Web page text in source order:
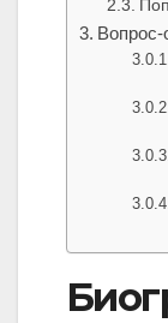
Вопрос-